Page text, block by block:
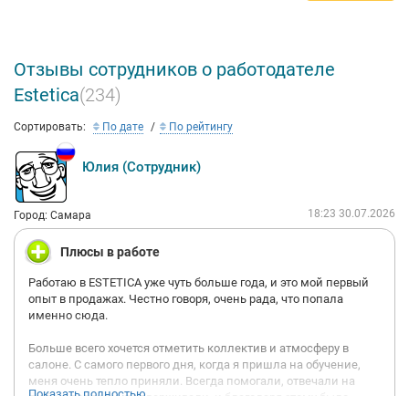
Отзывы сотрудников о работодателе
Estetica(234)
Сортировать: По дате По рейтингу
Юлия (Сотрудник)
Город: Самара 18:23 30.07.2026
Плюсы в работе
Работаю в ESTETICA уже чуть больше года, и это мой первый
опыт в продажах. Честно говоря, очень рада, что попала
именно сюда.
Больше всего хочется отметить коллектив и атмосферу в
салоне. С самого первого дня, когда я пришла на обучение,
меня очень тепло приняли. Всегда помогали, отвечали на